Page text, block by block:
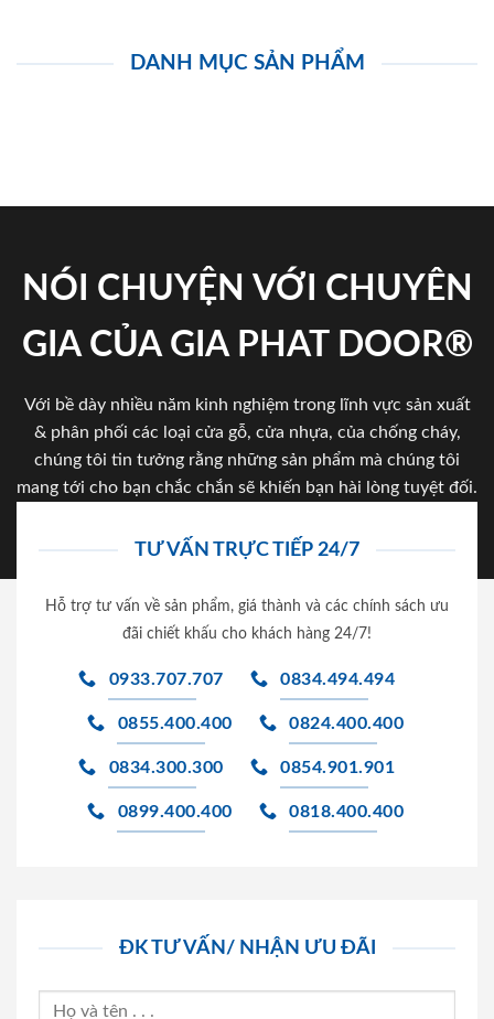
DANH MỤC SẢN PHẨM
NÓI CHUYỆN VỚI CHUYÊN
GIA CỦA GIA PHAT DOOR®
Với bề dày nhiều năm kinh nghiệm trong lĩnh vực sản xuất
& phân phối các loại cửa gỗ, cửa nhựa, của chống cháy,
chúng tôi tin tưởng rằng những sản phẩm mà chúng tôi
mang tới cho bạn chắc chắn sẽ khiến bạn hài lòng tuyệt đối.
TƯ VẤN TRỰC TIẾP 24/7
Hỗ trợ tư vấn về sản phẩm, giá thành và các chính sách ưu
đãi chiết khấu cho khách hàng 24/7!
0933.707.707 0834.494.494
0855.400.400 0824.400.400
0834.300.300 0854.901.901
0899.400.400 0818.400.400
ĐK TƯ VẤN/ NHẬN ƯU ĐÃI